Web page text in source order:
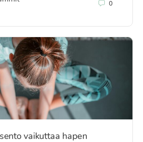
0
vaikuttaa hapen